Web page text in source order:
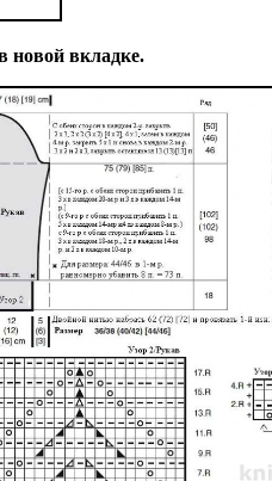
новой вкладке.